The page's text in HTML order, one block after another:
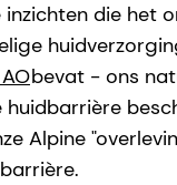
die het
bevat - ons
Alpine